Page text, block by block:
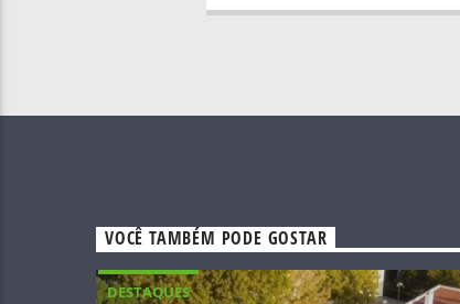
VOCÊ TAMBÉM PODE GOSTAR
DESTAQUES